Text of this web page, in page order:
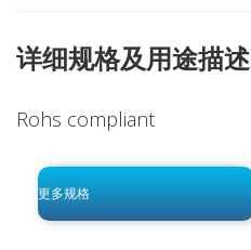
详细规格及用途描述
Rohs compliant
更多规格
click to begin
-0 KB .pdf